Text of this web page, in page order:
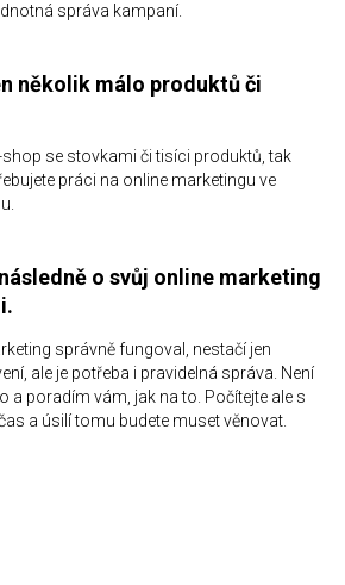
správa kampaní.
několik málo produktů či
shop se stovkami či tisíci produktů, tak
práci na online marketingu ve
o svůj online marketing
správně fungoval, nestačí jen
ale je potřeba i pravidelná správa. Není
a poradím vám, jak na to. Počítejte ale s
a úsilí tomu budete muset věnovat.